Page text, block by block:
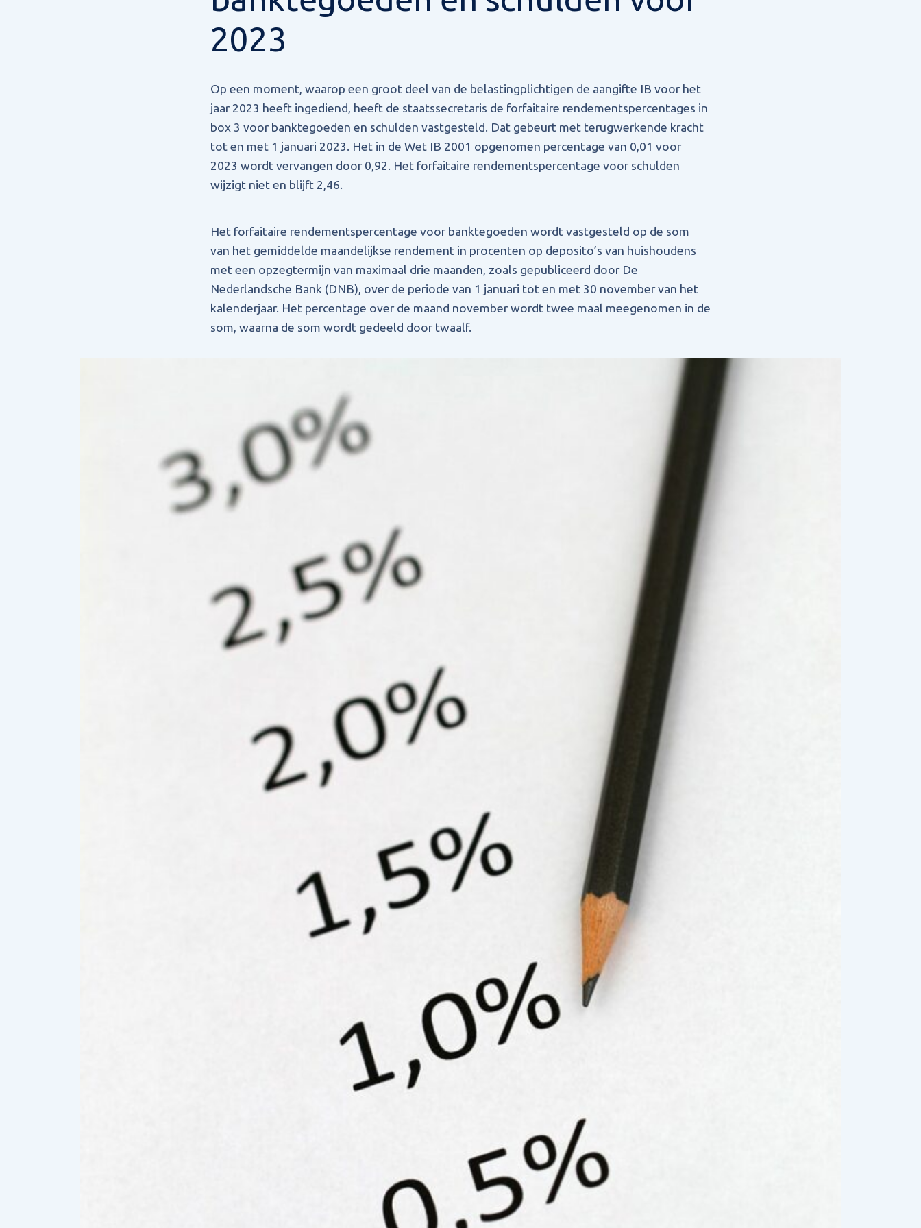
2023
Op een moment, waarop een groot deel van de belastingplichtigen de aangifte IB voor het
jaar 2023 heeft ingediend, heeft de staatssecretaris de forfaitaire rendementspercentages in
box 3 voor banktegoeden en schulden vastgesteld. Dat gebeurt met terugwerkende kracht
tot en met 1 januari 2023. Het in de Wet IB 2001 opgenomen percentage van 0,01 voor
2023 wordt vervangen door 0,92. Het forfaitaire rendementspercentage voor schulden
wijzigt niet en blijft 2,46.
Het forfaitaire rendementspercentage voor banktegoeden wordt vastgesteld op de som
van het gemiddelde maandelijkse rendement in procenten op deposito’s van huishoudens
met een opzegtermijn van maximaal drie maanden, zoals gepubliceerd door De
Nederlandsche Bank (DNB), over de periode van 1 januari tot en met 30 november van het
kalenderjaar. Het percentage over de maand november wordt twee maal meegenomen in de
som, waarna de som wordt gedeeld door twaalf.